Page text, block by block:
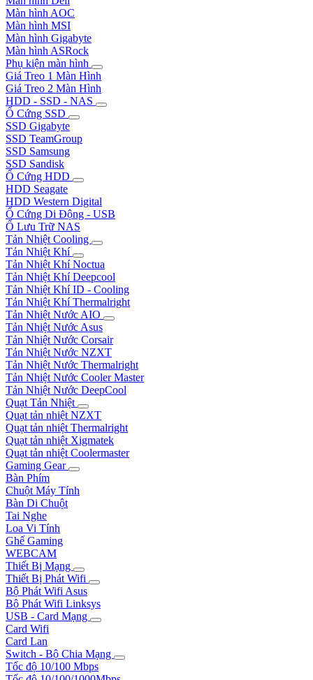
Màn hình AOC
Màn hình MSI
Màn hình Gigabyte
Màn hình ASRock
Phụ kiện màn hình
Giá Treo 1 Màn Hình
Giá Treo 2 Màn Hình
HDD - SSD - NAS
Ổ Cứng SSD
SSD Gigabyte
SSD TeamGroup
SSD Samsung
SSD Sandisk
Ổ Cứng HDD
HDD Seagate
HDD Western Digital
Ổ Cứng Di Động - USB
Ổ Lưu Trữ NAS
Tản Nhiệt Cooling
Tản Nhiệt Khí
Tản Nhiệt Khí Noctua
Tản Nhiệt Khí Deepcool
Tản Nhiệt Khí ID - Cooling
Tản Nhiệt Khí Thermalright
Tản Nhiệt Nước AIO
Tản Nhiệt Nước Asus
Tản Nhiệt Nước Corsair
Tản Nhiệt Nước NZXT
Tản Nhiệt Nước Thermalright
Tản Nhiệt Nước Cooler Master
Tản Nhiệt Nước DeepCool
Quạt Tản Nhiệt
Quạt tản nhiệt NZXT
Quạt tản nhiệt Thermalright
Quạt tản nhiệt Xigmatek
Quạt tản nhiệt Coolermaster
Gaming Gear
Bàn Phím
Chuột Máy Tính
Bàn Di Chuột
Tai Nghe
Loa Vi Tính
Ghế Gaming
WEBCAM
Thiết Bị Mạng
Thiết Bị Phát Wifi
Bộ Phát Wifi Asus
Bộ Phát Wifi Linksys
USB - Card Mạng
Card Wifi
Card Lan
Switch - Bộ Chia Mạng
Tốc độ 10/100 Mbps